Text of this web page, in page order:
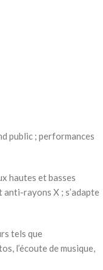
public ; performances
hautes et basses
rayons X ; s’adapte
tels que
l’écoute de musique,